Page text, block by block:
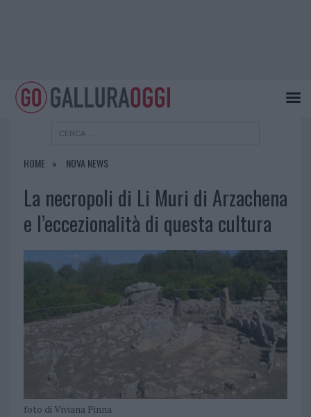
HOME NOVA NEWS
La necropoli di Li Muri di Arzachena
e l’eccezionalità di questa cultura
foto di Viviana Pinna